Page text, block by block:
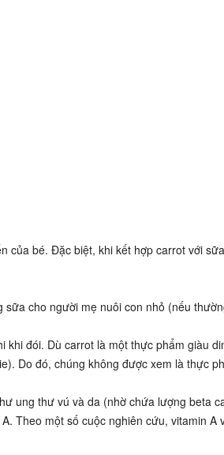
của bé. Đặc biệt, khi kết hợp carrot với
cho người mẹ nuôi con nhỏ (nếu
đói. Dù carrot là một thực phẩm giàu
Do đó, chúng không được xem là thực
ung thư vú và da (nhờ chứa lượng beta
Theo một số cuộc nghiên cứu, vitamin A